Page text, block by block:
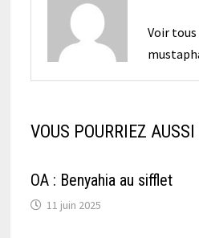
Voir
VOUS POURRIEZ
OA : Benyahia au sifflet
11 juin 2025